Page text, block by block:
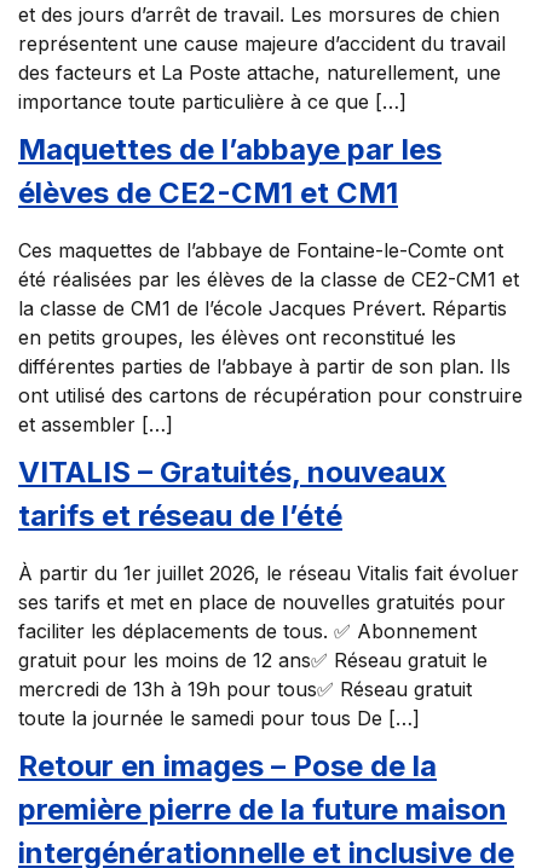
et des jours d’arrêt de travail. Les morsures de chien
représentent une cause majeure d’accident du travail
des facteurs et La Poste attache, naturellement, une
importance toute particulière à ce que […]
Maquettes de l’abbaye par les
élèves de CE2-CM1 et CM1
Ces maquettes de l’abbaye de Fontaine-le-Comte ont
été réalisées par les élèves de la classe de CE2-CM1 et
la classe de CM1 de l’école Jacques Prévert. Répartis
en petits groupes, les élèves ont reconstitué les
différentes parties de l’abbaye à partir de son plan. Ils
ont utilisé des cartons de récupération pour construire
et assembler […]
VITALIS – Gratuités, nouveaux
tarifs et réseau de l’été
À partir du 1er juillet 2026, le réseau Vitalis fait évoluer
ses tarifs et met en place de nouvelles gratuités pour
faciliter les déplacements de tous. ✅ Abonnement
gratuit pour les moins de 12 ans✅ Réseau gratuit le
mercredi de 13h à 19h pour tous✅ Réseau gratuit
toute la journée le samedi pour tous De […]
Retour en images – Pose de la
première pierre de la future maison
intergénérationnelle et inclusive de